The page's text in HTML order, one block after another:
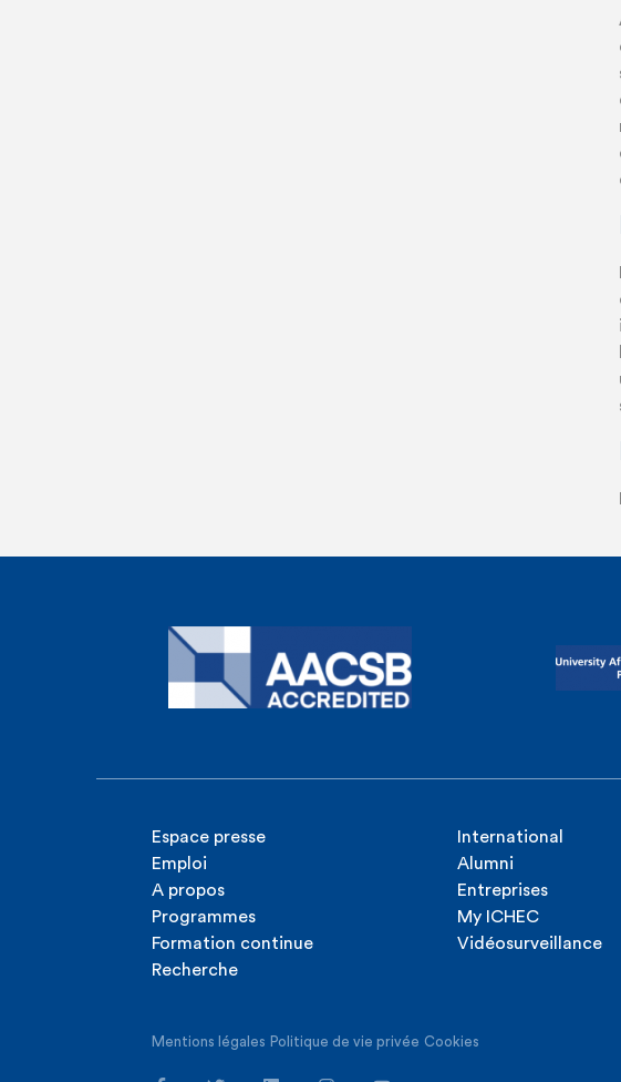
Espace presse
Emploi
A propos
Programmes
Formation continue
Recherche
International
Alumni
Entreprises
My ICHEC
Vidéosurveillance
Mentions légales Politique de vie privée Cookies